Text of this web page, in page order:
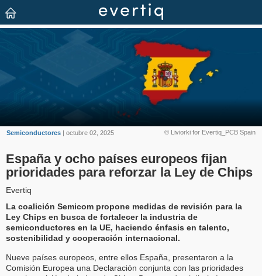
© Liviorki for Evertiq_PCB Spain
Semiconductores | octubre 02, 2025
España y ocho países europeos fijan
prioridades para reforzar la Ley de Chips
Evertiq
La coalición Semicom propone medidas de revisión para la
Ley Chips en busca de fortalecer la industria de
semiconductores en la UE, haciendo énfasis en talento,
sostenibilidad y cooperación internacional.
Nueve países europeos, entre ellos España, presentaron a la
Comisión Europea una Declaración conjunta con las prioridades